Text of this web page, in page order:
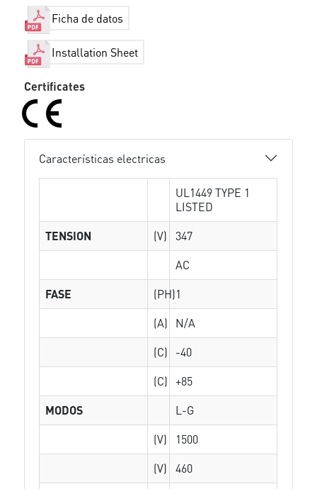
Ficha de datos
Installation Sheet
Certificates
Características electricas
UL1449 TYPE 1
LISTED
TENSION
(V)
347
AC
FASE
(PH)1
(A)
N/A
(C)
-40
(C) +85
MODOS
L-G
(V)
1500
(V)
460